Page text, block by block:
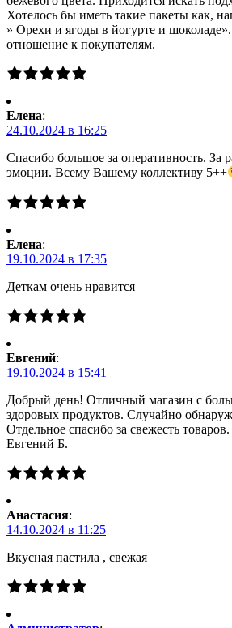
Хотелось бы иметь такие пакеты как,
» Орехи и ягоды в йогурте и
отношение к покупателям.
Елена:
24.10.2024 в 16:25
Спасибо большое за оперативность. За
эмоции. Всему Вашему коллективу 5++
Елена:
19.10.2024 в 17:35
Деткам очень нравится
Евгений:
19.10.2024 в 15:41
Добрый день! Отличный магазин с
здоровых продуктов. Случайно
Отдельное спасибо за свежесть
Евгений Б.
Анастасия:
14.10.2024 в 11:25
Вкусная пастила , свежая